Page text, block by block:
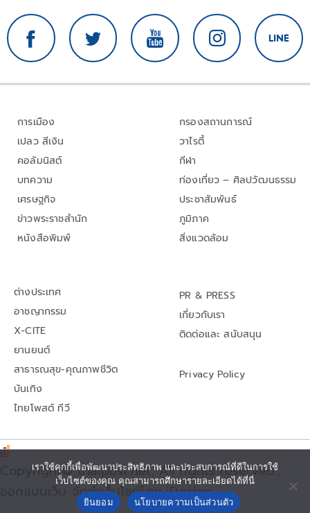
การเมือง
เปลว สีเงิน
คอลัมนิสต์
บทความ
เศรษฐกิจ
ข่าวพระราชสำนัก
หนังสือพิมพ์
กรองสถานการณ์
วาไรตี้
กีฬา
ท่องเที่ยว – ศิลปวัฒนธรรม
ประชาสัมพันธ์
ภูมิภาค
สิ่งแวดล้อม
ต่างประเทศ
อาชญากรรม
X-CITE
ยานยนต์
สาธารณสุข-คุณภาพชีวิต
บันเทิง
ไทยโพสต์ ทีวี
PR & PRESS
เกี่ยวกับเรา
ติดต่อและ สนับสนุน
Privacy Policy
Copyright© thaipost.net, All rights reserved.,
ออกแบบเว็บ จัดทำเว็บไซต์โดย iDesign
เราใช้คุกกี้เพื่อพัฒนาประสิทธิภาพ และประสบการณ์ที่ดีในการใช้
เว็บไซต์ของคุณ คุณสามารถศึกษารายละเอียดได้ที่นี่
ยินยอม
นโยบายความเป็นส่วนตัว